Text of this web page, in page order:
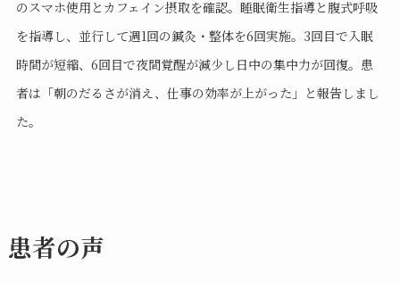
のスマホ使用とカフェイン摂取を確認。睡眠衛生指導と腹式呼吸
を指導し、並行して週1回の鍼灸・整体を6回実施。3回目で入眠
時間が短縮、6回目で夜間覚醒が減少し日中の集中力が回復。患
者は「朝のだるさが消え、仕事の効率が上がった」と報告しまし
た。
患者の声